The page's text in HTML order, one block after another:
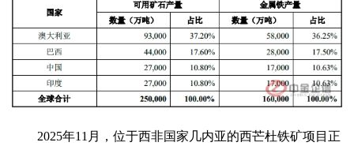
2025年11月，位于西非国家几内亚的西芒杜铁矿项目正